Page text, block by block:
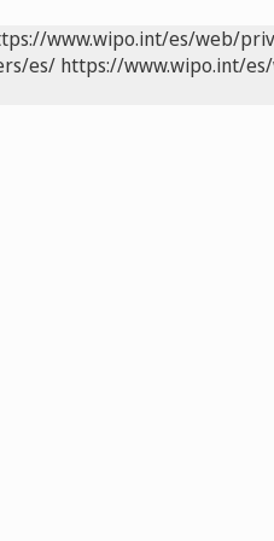
www.wipo.int/es/web/
es/ https://www.wipo.int/